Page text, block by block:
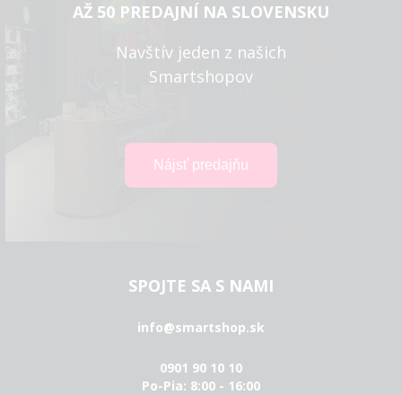
AŽ 50 PREDAJNÍ NA SLOVENSKU
Navštív jeden z našich
Smartshopov
SPOJTE SA S NAMI
info@smartshop.sk
0901 90 10 10
Po-Pia: 8:00 - 16:00